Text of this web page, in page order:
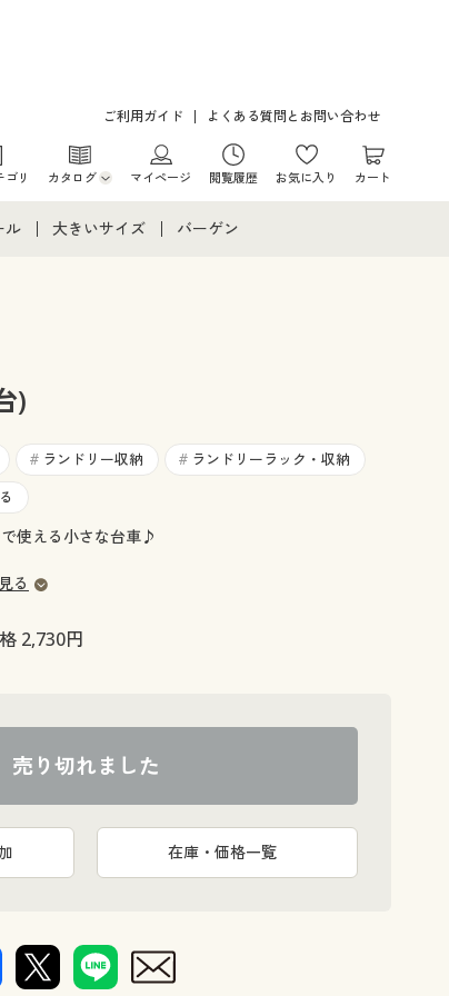
ご利用ガイド よくある質問とお問い合わせ
ゴリ カタログ
グ・チラシからのご注文
マイページ 閲覧履歴 お気に入り カート
ル
ィーンズ下着
大きいサイズ
大きいサイズ メンズ
バーゲン
)
# ランドリー収納 # ランドリーラック・収納
使える小さな台車♪
る
2,730円
売り切れました
在庫・価格一覧